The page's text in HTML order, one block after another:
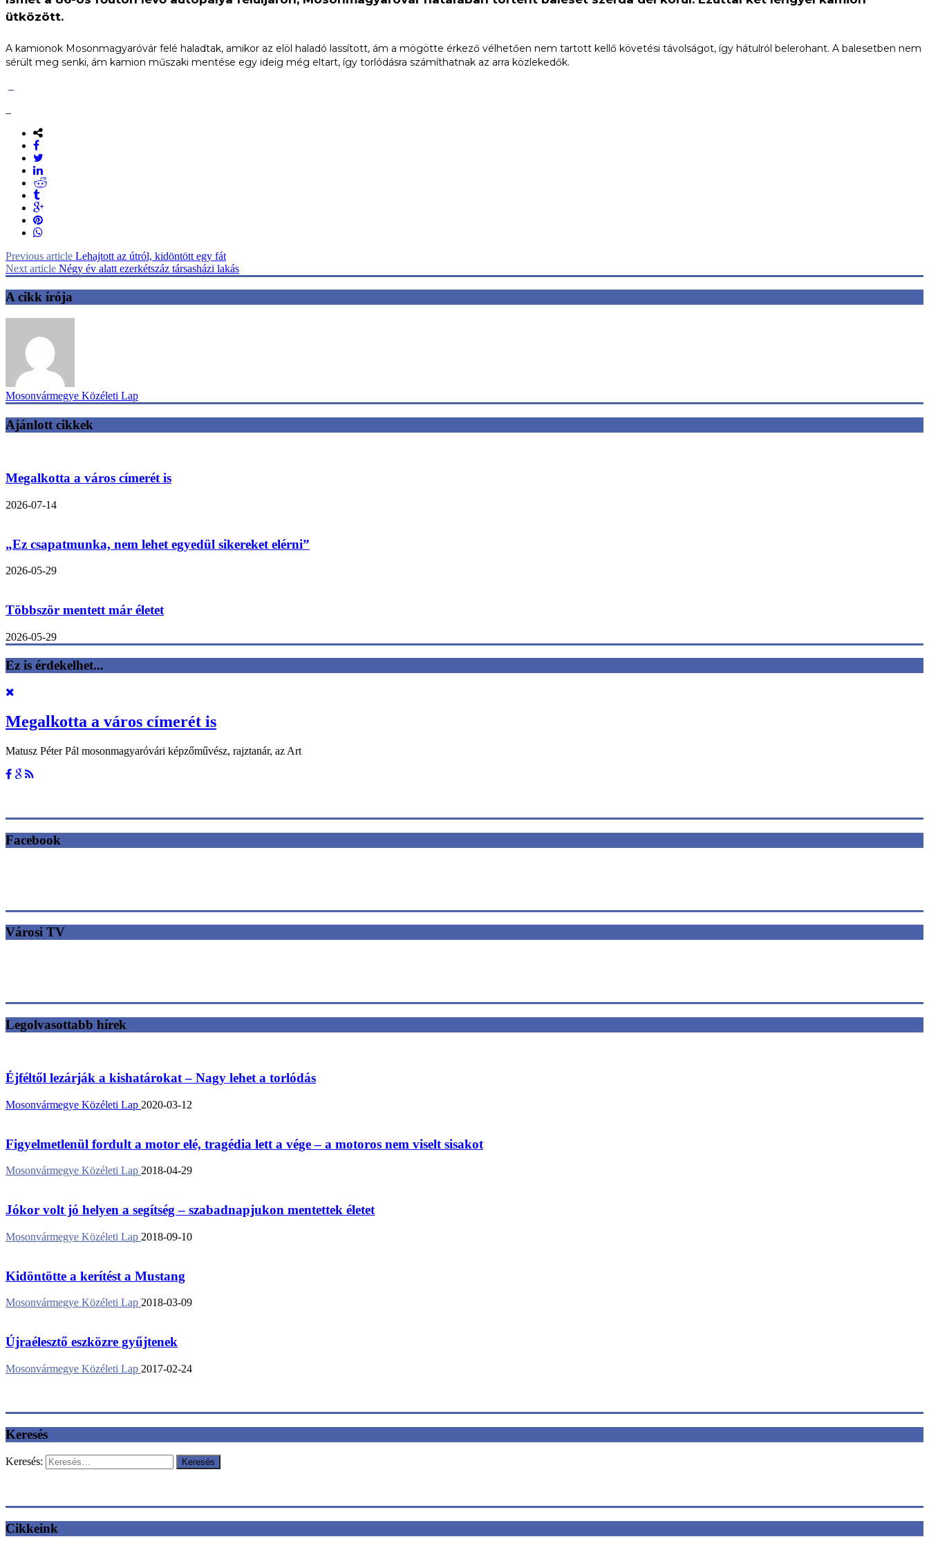
ütközött.
A kamionok Mosonmagyaróvár felé haladtak, amikor az elöl haladó lassított, ám a mögötte érkező vélhetően nem tartott kellő követési távolságot, így hátulról belerohant. A balesetben nem
sérült meg senki, ám kamion műszaki mentése egy ideig még eltart, így torlódásra számíthatnak az arra közlekedők.
Previous article Lehajtott az útról, kidöntött egy fát
Next article Négy év alatt ezerkétszáz társasházi lakás
A cikk írója
Mosonvármegye Közéleti Lap
Ajánlott cikkek
Megalkotta a város címerét is
2026-07-14
„Ez csapatmunka, nem lehet egyedül sikereket elérni”
2026-05-29
Többször mentett már életet
2026-05-29
Ez is érdekelhet...
Megalkotta a város címerét is
Matusz Péter Pál mosonmagyaróvári képzőművész, rajztanár, az Art
Facebook
Városi TV
Legolvasottabb hírek
Éjféltől lezárják a kishatárokat – Nagy lehet a torlódás
Mosonvármegye Közéleti Lap 2020-03-12
Figyelmetlenül fordult a motor elé, tragédia lett a vége – a motoros nem viselt sisakot
Mosonvármegye Közéleti Lap 2018-04-29
Jókor volt jó helyen a segítség – szabadnapjukon mentettek életet
Mosonvármegye Közéleti Lap 2018-09-10
Kidöntötte a kerítést a Mustang
Mosonvármegye Közéleti Lap 2018-03-09
Újraélesztő eszközre gyűjtenek
Mosonvármegye Közéleti Lap 2017-02-24
Keresés
Keresés:
Cikkeink